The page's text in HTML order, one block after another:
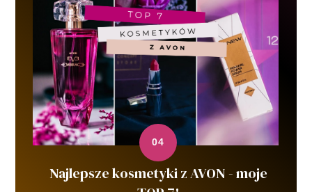
Najlepsze kosmetyki z AVON - moje